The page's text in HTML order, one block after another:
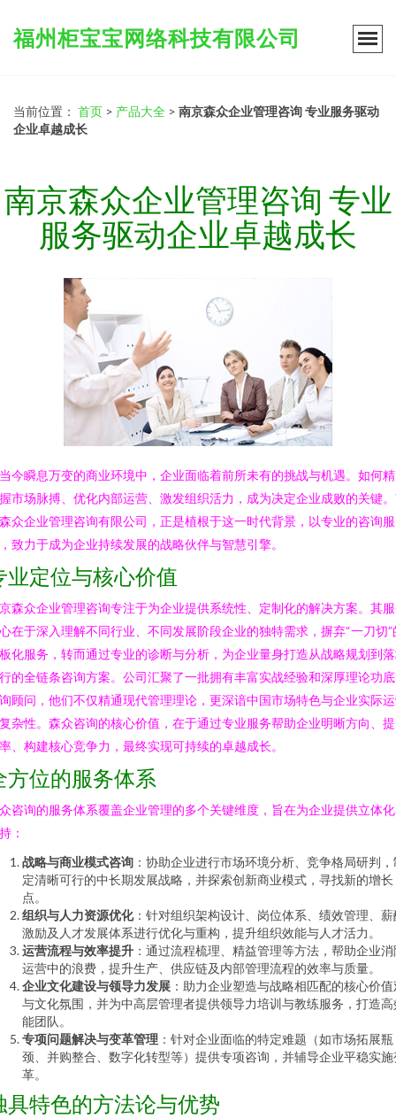
福州柜宝宝网络科技有限公司
当前位置： 首页 > 产品大全 > 南京森众企业管理咨询 专业服务驱动
企业卓越成长
南京森众企业管理咨询 专业
服务驱动企业卓越成长
今瞬息万变的商业环境中，企业面临着前所未有的挑战与机遇。如何
市场脉搏、优化内部运营、激发组织活力，成为决定企业成败的关键
众企业管理咨询有限公司，正是植根于这一时代背景，以专业的咨询服
致力于成为企业持续发展的战略伙伴与智慧引擎。
业定位与核心价值
森众企业管理咨询专注于为企业提供系统性、定制化的解决方案。其
在于深入理解不同行业、不同发展阶段企业的独特需求，摒弃“一刀切”
化服务，转而通过专业的诊断与分析，为企业量身打造从战略规划到
的全链条咨询方案。公司汇聚了一批拥有丰富实战经验和深厚理论功
顾问，他们不仅精通现代管理理论，更深谙中国市场特色与企业实际
杂性。森众咨询的核心价值，在于通过专业服务帮助企业明晰方向、
、构建核心竞争力，最终实现可持续的卓越成长。
方位的服务体系
咨询的服务体系覆盖企业管理的多个关键维度，旨在为企业提供立体
：
战略与商业模式咨询 ：协助企业进行市场环境分析、竞争格局研判
定清晰可行的中长期发展战略，并探索创新商业模式，寻找新的增长
点。
组织与人力资源优化：针对组织架构设计、岗位体系、绩效管理、薪
激励及人才发展体系进行优化与重构，提升组织效能与人才活力。
运营流程与效率提升 ：通过流程梳理、精益管理等方法，帮助企业
运营中的浪费，提升生产、供应链及内部管理流程的效率与质量。
企业文化建设与领导力发展 ：助力企业塑造与战略相匹配的核心价
与文化氛围，并为中高层管理者提供领导力培训与教练服务，打造高
能团队。
专项问题解决与变革管理 ：针对企业面临的特定难题（如市场拓展瓶
颈、并购整合、数字化转型等）提供专项咨询，并辅导企业平稳实施
革。
具特色的方法论与优势